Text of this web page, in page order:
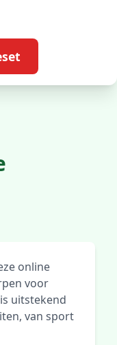
online
voor
uitstekend
van sport